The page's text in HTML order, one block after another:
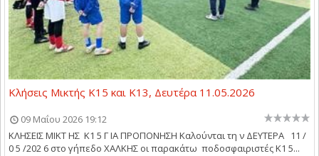
Κλήσεις Μικτής Κ15 και Κ13, Δευτέρα 11.05.2026
09 Μαΐου 2026 19:12
ΚΛΗΣΕΙΣ ΜΙΚΤ ΗΣ Κ1 5 Γ ΙΑ ΠΡΟΠΟΝΗΣΗ Καλούνται τη ν ΔΕΥΤΕΡΑ 11 /
0 5 /202 6 στο γήπεδο ΧΑΛΚΗΣ οι παρακάτω ποδοσφαιριστές Κ1 5...